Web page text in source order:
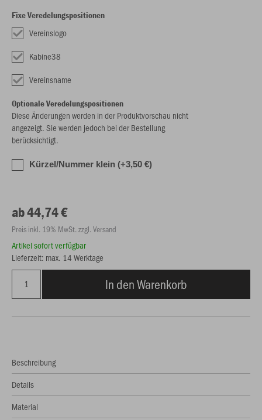
Fixe Veredelungspositionen
Vereinslogo
Kabine38
Vereinsname
Optionale Veredelungspositionen
Diese Änderungen werden in der Produktvorschau nicht
angezeigt. Sie werden jedoch bei der Bestellung
berücksichtigt.
Kürzel/Nummer klein (+3,50 €)
ab 44,74 €
Preis inkl. 19% MwSt. zzgl. Versand
Artikel sofort verfügbar
Lieferzeit: max. 14 Werktage
In den Warenkorb
Beschreibung
Details
Material